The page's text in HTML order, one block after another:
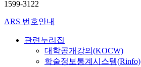
1599-3122
ARS 번호안내
관련누리집
대학공개강의(KOCW)
학술정보통계시스템(Rinfo)